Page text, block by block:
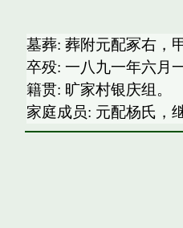
墓葬: 葬附元配冢右，
卒殁: 一八九一年六月
籍贯: 旷家村银庆组。
家庭成员: 元配杨氏，